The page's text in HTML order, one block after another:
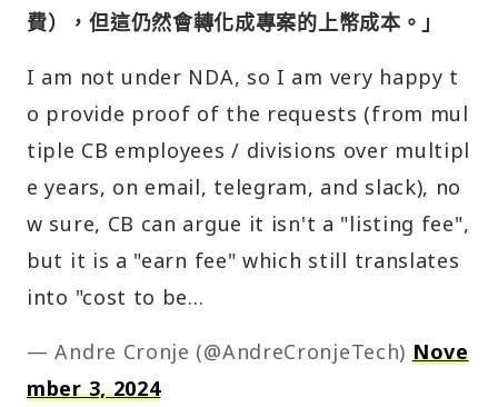
費），但這仍然會轉化成專案的上幣成本。」
I am not under NDA, so I am very happy t
o provide proof of the requests (from mul
tiple CB employees / divisions over multipl
e years, on email, telegram, and slack), no
w sure, CB can argue it isn't a "listing fee",
but it is a "earn fee" which still translates
into "cost to be…
— Andre Cronje (@AndreCronjeTech) Nove
mber 3, 2024